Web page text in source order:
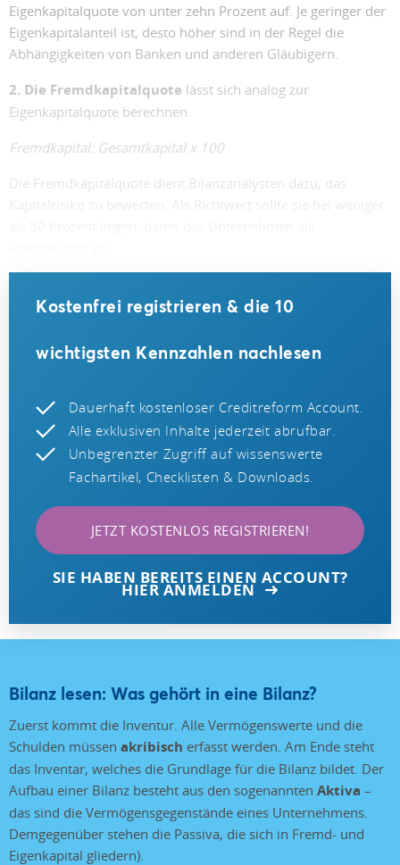
Eigenkapitalquote von unter zehn Prozent auf. Je geringer der
Eigenkapitalanteil ist, desto höher sind in der Regel die
Abhängigkeiten von Banken und anderen Gläubigern.
2. Die Fremdkapitalquote lässt sich analog zur
Eigenkapitalquote berechnen.
Fremdkapital: Gesamtkapital x 100
Die Fremdkapitalquote dient Bilanzanalysten dazu, das
Kostenfrei registrieren & die 10
wichtigsten Kennzahlen nachlesen
Dauerhaft kostenloser Creditreform Account.
Alle exklusiven Inhalte jederzeit abrufbar.
Unbegrenzter Zugriff auf wissenswerte
Fachartikel, Checklisten & Downloads.
JETZT KOSTENLOS REGISTRIEREN!
SIE HABEN BEREITS EINEN ACCOUNT?
HIER ANMELDEN
Bilanz lesen: Was gehört in eine Bilanz?
Zuerst kommt die Inventur. Alle Vermögenswerte und die
Schulden müssen akribisch erfasst werden. Am Ende steht
das Inventar, welches die Grundlage für die Bilanz bildet. Der
Aufbau einer Bilanz besteht aus den sogenannten Aktiva –
das sind die Vermögensgegenstände eines Unternehmens.
Demgegenüber stehen die Passiva, die sich in Fremd- und
Eigenkapital gliedern).